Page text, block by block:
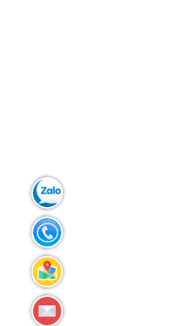
Zalo:
0903.299.181
Tel:
02383.586.433
Liên
hệ
maxivinh@gmail.com